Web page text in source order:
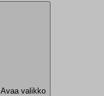
Avaa valikko